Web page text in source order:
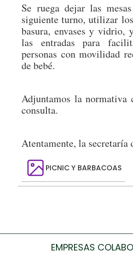
Se ruega dejar las
siguiente turno, utilizar
basura, envases y vidrio,
las entradas para
personas con movilidad
de bebé.
Adjuntamos la normativa
consulta.
Atentamente, la secretaría
PICNIC Y BARBACOAS
EMPRESAS